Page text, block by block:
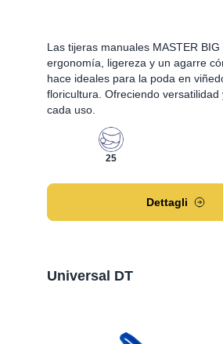
Las tijeras manuales MASTER BIG
ergonomía, ligereza y un agarre
hace ideales para la poda en
floricultura. Ofreciendo versatilidad
cada uso.
25
Dettagli
Universal DT